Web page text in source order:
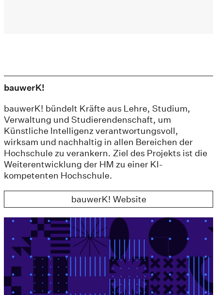
bauwerK!
bauwerK! bündelt Kräfte aus Lehre, Studium,
Verwaltung und Studierendenschaft, um
Künstliche Intelligenz verantwortungsvoll,
wirksam und nachhaltig in allen Bereichen der
Hochschule zu verankern. Ziel des Projekts ist die
Weiterentwicklung der HM zu einer KI-
kompetenten Hochschule.
bauwerK! Website